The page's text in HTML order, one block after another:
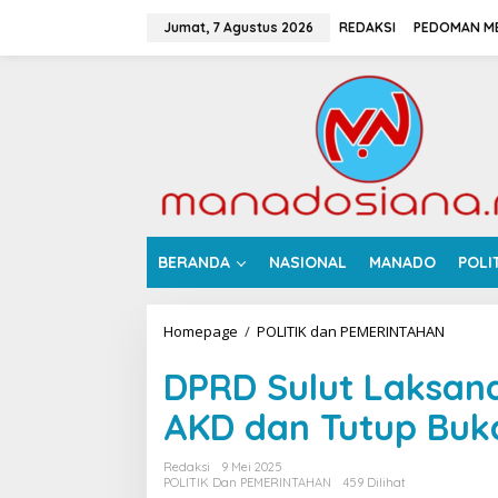
Jumat, 7 Agustus 2026 REDAKSI PEDOMAN
BERANDA NASIONAL MANADO
Homepage / POLITIK dan PEMERINTAHAN
D
S
u
DPRD Sulut
AKD dan Tutup
Redaksi
9 Mei 2025
POLITIK Dan PEMERINTAHAN
459 Dilihat